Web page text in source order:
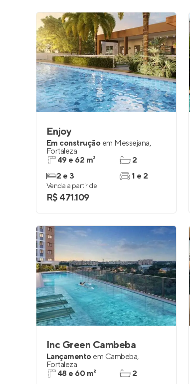
Enjoy
Em construção em Messejana,
Fortaleza
49 e 62 m²
2 e 3
2
1 e 2
Venda a partir de
R$ 471.109
Inc Green Cambeba
Lançamento em Cambeba,
Fortaleza
48 e 60 m²
2